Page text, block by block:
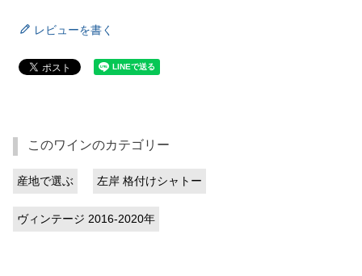
レビューを書く
このワインのカテゴリー
産地で選ぶ 左岸 格付けシャトー
ヴィンテージ 2016-2020年